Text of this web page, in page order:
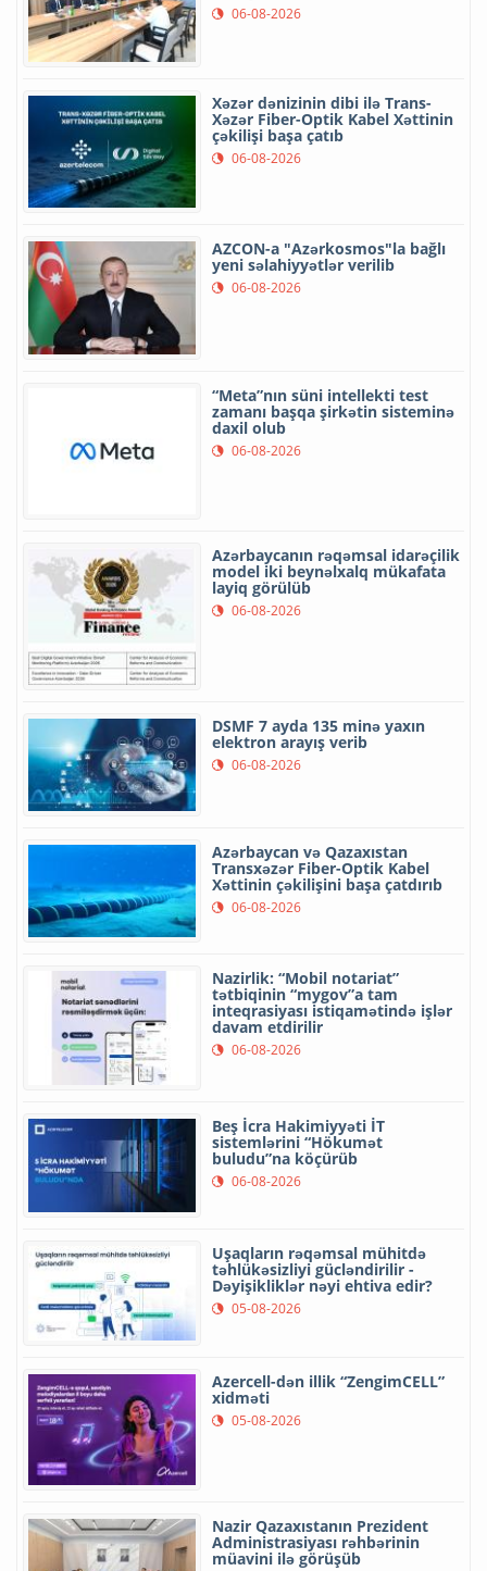
06-08-2026
Xəzər dənizinin dibi ilə Trans-
Xəzər Fiber-Optik Kabel Xəttinin
çəkilişi başa çatıb
06-08-2026
AZCON-a "Azərkosmos"la bağlı
yeni səlahiyyətlər verilib
06-08-2026
“Meta”nın süni intellekti test
zamanı başqa şirkətin sisteminə
daxil olub
06-08-2026
Azərbaycanın rəqəmsal idarəçilik
model iki beynəlxalq mükafata
layiq görülüb
06-08-2026
DSMF 7 ayda 135 minə yaxın
elektron arayış verib
06-08-2026
Azərbaycan və Qazaxıstan
Transxəzər Fiber-Optik Kabel
Xəttinin çəkilişini başa çatdırıb
06-08-2026
Nazirlik: “Mobil notariat”
tətbiqinin “mygov”a tam
inteqrasiyası istiqamətində işlər
davam etdirilir
06-08-2026
Beş İcra Hakimiyyəti İT
sistemlərini “Hökumət
buludu”na köçürüb
06-08-2026
Uşaqların rəqəmsal mühitdə
təhlükəsizliyi gücləndirilir -
Dəyişikliklər nəyi ehtiva edir?
05-08-2026
Azercell-dən illik “ZengimCELL”
xidməti
05-08-2026
Nazir Qazaxıstanın Prezident
Administrasiyası rəhbərinin
müavini ilə görüşüb